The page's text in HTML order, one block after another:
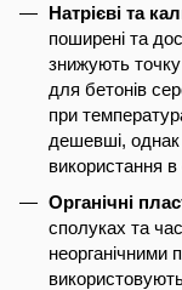
Натрієві та
поширені та
знижують
для бетонів
при
дешевші,
використання
Органічні
сполуках та
неорганічними